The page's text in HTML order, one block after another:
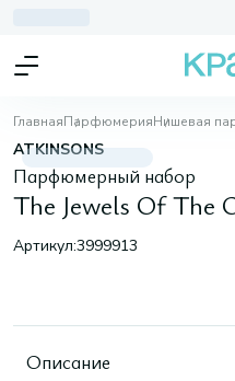
ГлавнаяПарфюмерияНишевая
ATKINSONS
Парфюмерный набор
The Jewels Of The
Артикул:3999913
Описание